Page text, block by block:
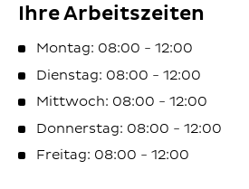
Ihre Arbeitszeiten
Montag: 08:00 - 12:00
Dienstag: 08:00 - 12:00
Mittwoch: 08:00 - 12:00
Donnerstag: 08:00 - 12:00
Freitag: 08:00 - 12:00